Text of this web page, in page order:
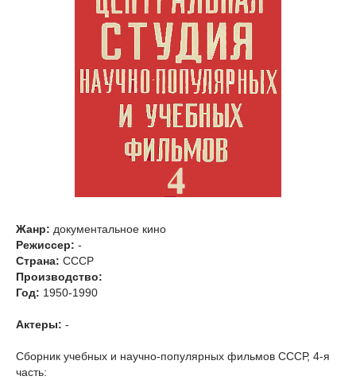
Жанр: документальное кино
Режиссер: -
Страна: СССР
Производство:
Год: 1950-1990
Актеры: -
Сборник учебных и научно-популярных фильмов СССР, 4-я
часть: